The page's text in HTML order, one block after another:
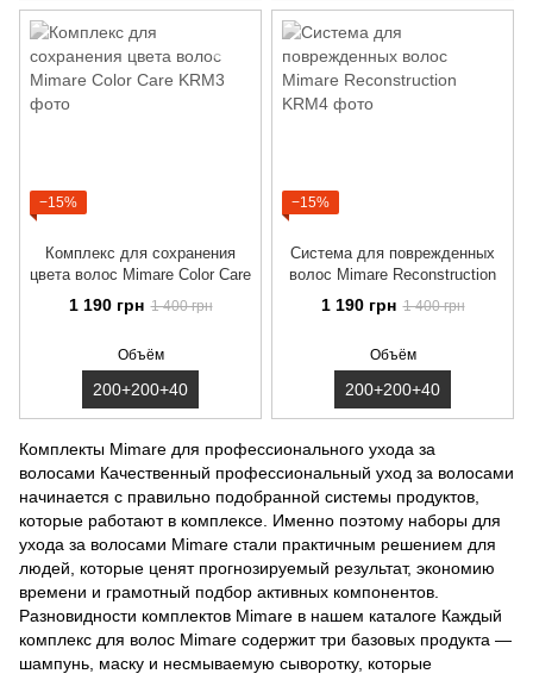
−15%
Комплекс для сохранения
цвета волос Mimare Color Care
1 190 грн 1 400 грн
Объём
200+200+40
−15%
Система для поврежденных
волос Mimare Reconstruction
1 190 грн 1 400 грн
Объём
200+200+40
Комплекты Mimare для профессионального ухода за
волосами Качественный профессиональный уход за волосами
начинается с правильно подобранной системы продуктов,
которые работают в комплексе. Именно поэтому наборы для
ухода за волосами Mimare стали практичным решением для
людей, которые ценят прогнозируемый результат, экономию
времени и грамотный подбор активных компонентов.
Разновидности комплектов Mimare в нашем каталоге Каждый
комплекс для волос Mimare содержит три базовых продукта —
шампунь, маску и несмываемую сыворотку, которые